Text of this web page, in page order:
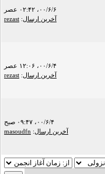
۰۰/۶/۶، ۰۲:۴۲ عصر
آخرین ارسال:
rezast
۰۰/۶/۴، ۱۲:۰۶ عصر
آخرین ارسال:
rezast
۰۰/۶/۴، ۰۹:۴۷ صبح
آخرین ارسال:
masoudfn